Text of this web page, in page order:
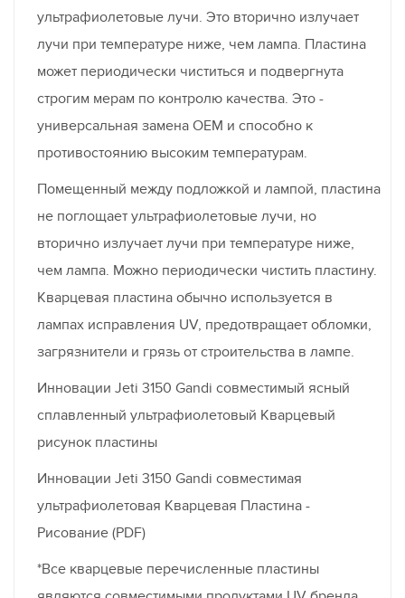
ультрафиолетовые лучи. Это вторично излучает
лучи при температуре ниже, чем лампа. Пластина
может периодически чиститься и подвергнута
строгим мерам по контролю качества. Это -
универсальная замена OEM и способно к
противостоянию высоким температурам.
Помещенный между подложкой и лампой, пластина
не поглощает ультрафиолетовые лучи, но
вторично излучает лучи при температуре ниже,
чем лампа. Можно периодически чистить пластину.
Кварцевая пластина обычно используется в
лампах исправления UV, предотвращает обломки,
загрязнители и грязь от строительства в лампе.
Инновации Jeti 3150 Gandi совместимый ясный
сплавленный ультрафиолетовый Кварцевый
рисунок пластины
Инновации Jeti 3150 Gandi совместимая
ультрафиолетовая Кварцевая Пластина -
Рисование (PDF)
*Все кварцевые перечисленные пластины